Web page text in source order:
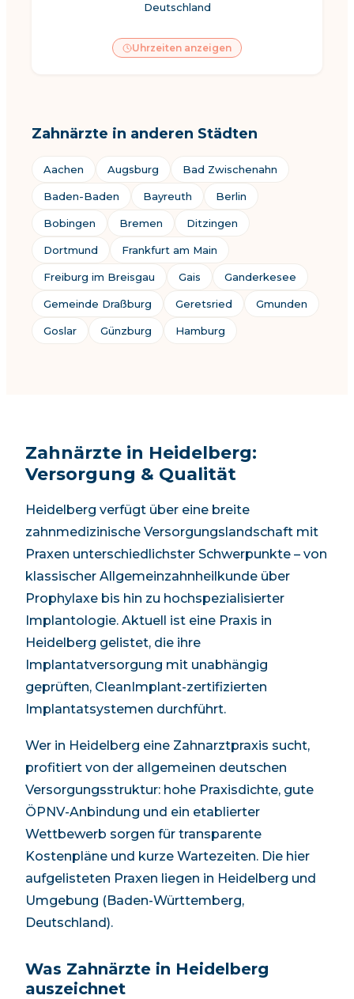
Deutschland
Uhrzeiten anzeigen
Zahnärzte in anderen Städten
Aachen Augsburg Bad Zwischenahn
Baden-Baden Bayreuth Berlin
Bobingen Bremen Ditzingen
Dortmund Frankfurt am Main
Freiburg im Breisgau Gais Ganderkesee
Gemeinde Draßburg Geretsried Gmunden
Goslar Günzburg Hamburg
Zahnärzte in Heidelberg:
Versorgung & Qualität
Heidelberg verfügt über eine breite
zahnmedizinische Versorgungslandschaft mit
Praxen unterschiedlichster Schwerpunkte – von
klassischer Allgemeinzahnheilkunde über
Prophylaxe bis hin zu hochspezialisierter
Implantologie. Aktuell ist eine Praxis in
Heidelberg gelistet, die ihre
Implantatversorgung mit unabhängig
geprüften, CleanImplant-zertifizierten
Implantatsystemen durchführt.
Wer in Heidelberg eine Zahnarztpraxis sucht,
profitiert von der allgemeinen deutschen
Versorgungsstruktur: hohe Praxisdichte, gute
ÖPNV-Anbindung und ein etablierter
Wettbewerb sorgen für transparente
Kostenpläne und kurze Wartezeiten. Die hier
aufgelisteten Praxen liegen in Heidelberg und
Umgebung (Baden-Württemberg,
Deutschland).
Was Zahnärzte in Heidelberg
auszeichnet